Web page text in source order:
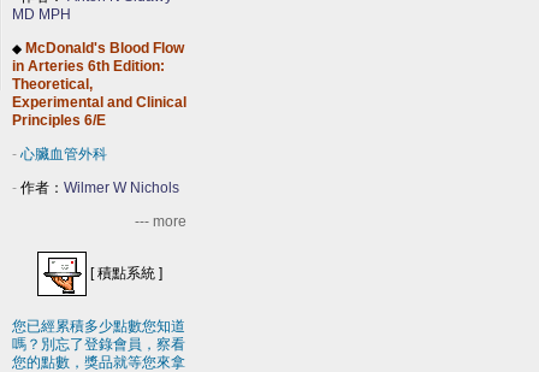
MD MPH
◆ McDonald's Blood Flow
in Arteries 6th Edition:
Theoretical,
Experimental and Clinical
Principles 6/E
- 心臟血管外科
- 作者： Wilmer W Nichols
--- more
[積點系統 ]
您已經累積多少點數您知道
嗎？別忘了登錄會員，察看
您的點數，獎品就等您來拿